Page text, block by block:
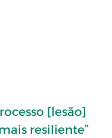
[lesão]
resiliente”